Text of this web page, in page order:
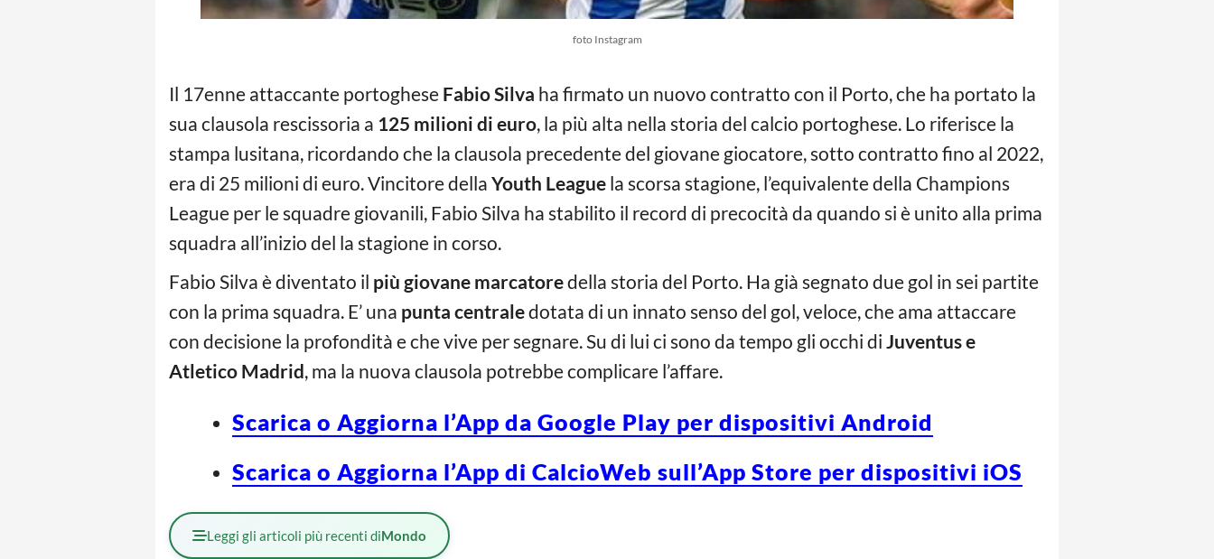
foto Instagram
Il 17enne attaccante portoghese Fabio Silva ha firmato un nuovo contratto con il Porto, che ha portato la
sua clausola rescissoria a 125 milioni di euro, la più alta nella storia del calcio portoghese. Lo riferisce la
stampa lusitana, ricordando che la clausola precedente del giovane giocatore, sotto contratto fino al 2022,
era di 25 milioni di euro. Vincitore della Youth League la scorsa stagione, l’equivalente della Champions
League per le squadre giovanili, Fabio Silva ha stabilito il record di precocità da quando si è unito alla prima
squadra all’inizio del la stagione in corso.
Fabio Silva è diventato il più giovane marcatoredella storia del Porto. Ha già segnato due gol in sei partite
con la prima squadra. E’ una punta centraledotata di un innato senso del gol, veloce, che ama attaccare
con decisione la profondità e che vive per segnare. Su di lui ci sono da tempo gli occhi di Juventus e
Atletico Madrid, ma la nuova clausola potrebbe complicare l’affare.
Scarica o Aggiorna l’App da Google Play per dispositivi Android
Scarica o Aggiorna l’App di CalcioWeb sull’App Store per dispositivi iOS
Leggi gli articoli più recenti diMondo